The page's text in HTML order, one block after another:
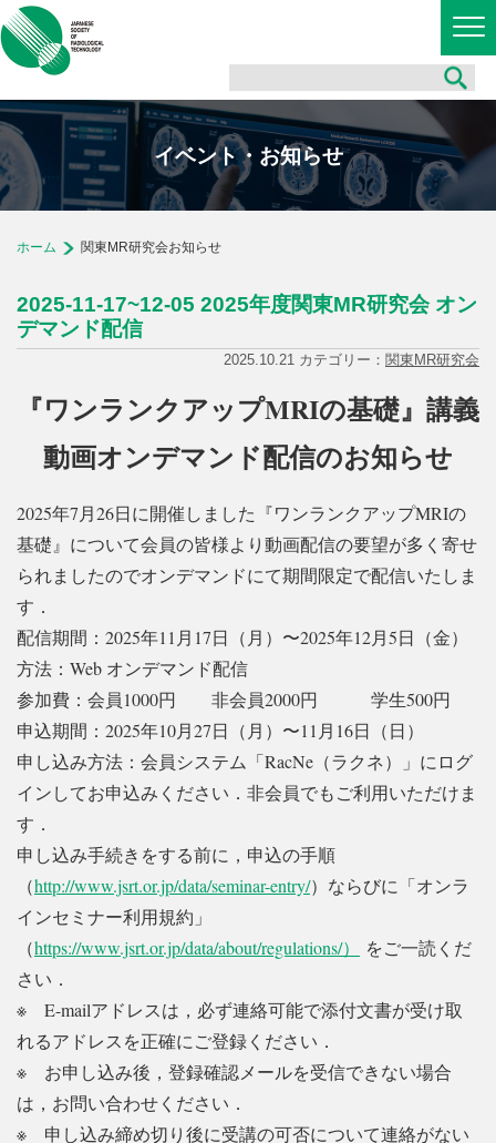
イベント・お知らせ
ホーム 関東MR研究会お知らせ
2025-11-17~12-05 2025年度関東MR研究会 オン
デマンド配信
2025.10.21 カテゴリー： 関東MR研究会
『ワンランクアップMRIの基礎』講義
動画オンデマンド配信のお知らせ
2025年7月26日に開催しました『ワンランクアップMRIの
基礎』について会員の皆様より動画配信の要望が多く寄せ
られましたのでオンデマンドにて期間限定で配信いたしま
す．
配信期間：2025年11月17日（月）〜2025年12月5日（金）
方法：Web オンデマンド配信
参加費：会員1000円 非会員2000円 学生500円
申込期間：2025年10月27日（月）〜11月16日（日）
申し込み方法：会員システム「RacNe （ラクネ）」にログ
インしてお申込みください．非会員でもご利用いただけま
す．
申し込み手続きをする前に，申込の手順
（http://www.jsrt.or.jp/data/seminar-entry/）ならびに「オンラ
インセミナー利用規約」
（https://www.jsrt.or.jp/data/about/regulations/）
をご一読くだ
さい．
※
E-mailアドレスは，必ず連絡可能で添付文書が受け取
れるアドレスを正確にご登録ください．
※ お申し込み後，登録確認メールを受信できない場合
は，お問い合わせください．
※ 申し込み締め切り後に受講の可否について連絡がない